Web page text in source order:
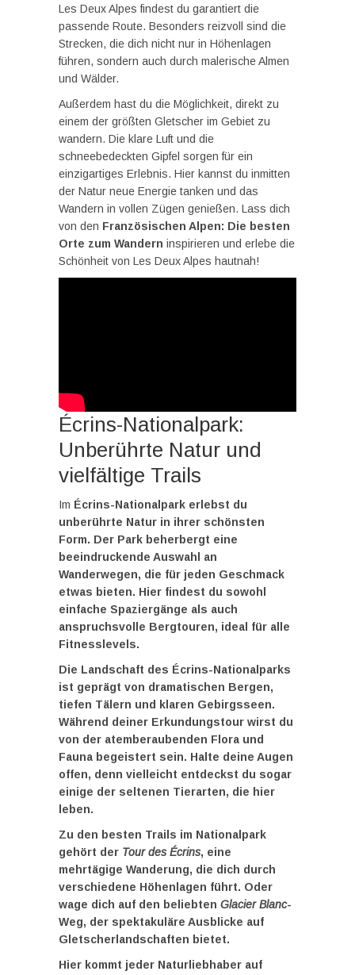
Les Deux Alpes findest du garantiert die
passende Route. Besonders reizvoll sind die
Strecken, die dich nicht nur in Höhenlagen
führen, sondern auch durch malerische Almen
und Wälder.
Außerdem hast du die Möglichkeit, direkt zu
einem der größten Gletscher im Gebiet zu
wandern. Die klare Luft und die
schneebedeckten Gipfel sorgen für ein
einzigartiges Erlebnis. Hier kannst du inmitten
der Natur neue Energie tanken und das
Wandern in vollen Zügen genießen. Lass dich
von den Französischen Alpen: Die besten
Orte zum Wandern inspirieren und erlebe die
Schönheit von Les Deux Alpes hautnah!
Écrins-Nationalpark:
Unberührte Natur und
vielfältige Trails
Im Écrins-Nationalpark erlebst du
unberührte Natur in ihrer schönsten
Form. Der Park beherbergt eine
beeindruckende Auswahl an
Wanderwegen, die für jeden Geschmack
etwas bieten. Hier findest du sowohl
einfache Spaziergänge als auch
anspruchsvolle Bergtouren, ideal für alle
Fitnesslevels.
Die Landschaft des Écrins-Nationalparks
ist geprägt von dramatischen Bergen,
tiefen Tälern und klaren Gebirgsseen.
Während deiner Erkundungstour wirst du
von der atemberaubenden Flora und
Fauna begeistert sein. Halte deine Augen
offen, denn vielleicht entdeckst du sogar
einige der seltenen Tierarten, die hier
leben.
Zu den besten Trails im Nationalpark
gehört der Tour des Écrins, eine
mehrtägige Wanderung, die dich durch
verschiedene Höhenlagen führt. Oder
wage dich auf den beliebten Glacier Blanc-
Weg, der spektakuläre Ausblicke auf
Gletscherlandschaften bietet.
Hier kommt jeder Naturliebhaber auf